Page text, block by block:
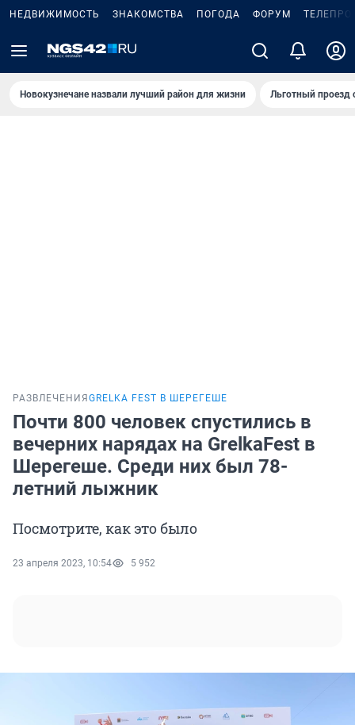
НЕДВИЖИМОСТЬ ЗНАКОМСТВА ПОГОДА ФОРУМ
Новокузнечане назвали лучший район для жизни Льготный проезд
РАЗВЛЕЧЕНИЯ GRELKA FEST В ШЕРЕГЕШЕ
Почти 800 человек спустились в
вечерних нарядах на GrelkaFest в
Шерегеше. Среди них был 78-
летний лыжник
Посмотрите, как это было
23 апреля 2023, 10:54 5 952